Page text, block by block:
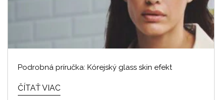
Podrobná príručka: Kórejský glass skin efekt
ČÍTAŤ VIAC